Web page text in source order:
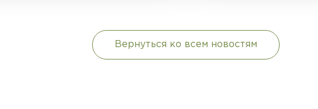
Вернуться ко всем новостям